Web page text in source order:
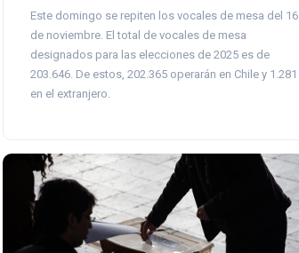
Este domingo se repiten los vocales de mesa del 16
de noviembre. El total de vocales de mesa
designados para las elecciones de 2025 es de
203.646. De estos, 202.365 operarán en Chile y 1.281
en el extranjero.